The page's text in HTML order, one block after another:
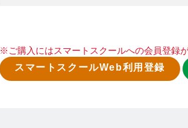
※ご購入にはスマートスクールへの会員登録
スマートスクールWeb利用登録